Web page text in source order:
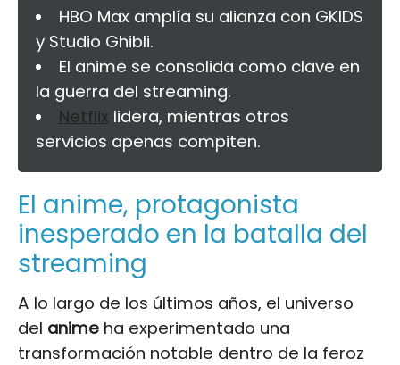
HBO Max amplía su alianza con GKIDS
y Studio Ghibli.
El anime se consolida como clave en
la guerra del streaming.
Netflix lidera, mientras otros
servicios apenas compiten.
El anime, protagonista
inesperado en la batalla del
streaming
A lo largo de los últimos años, el universo
del anime ha experimentado una
transformación notable dentro de la feroz